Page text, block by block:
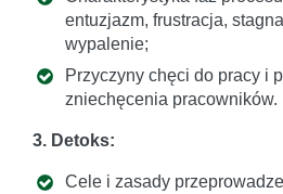
entuzjazm, frustracja,
wypalenie;
Przyczyny chęci do pracy i
zniechęcenia pracowników.
3. Detoks:
Cele i zasady